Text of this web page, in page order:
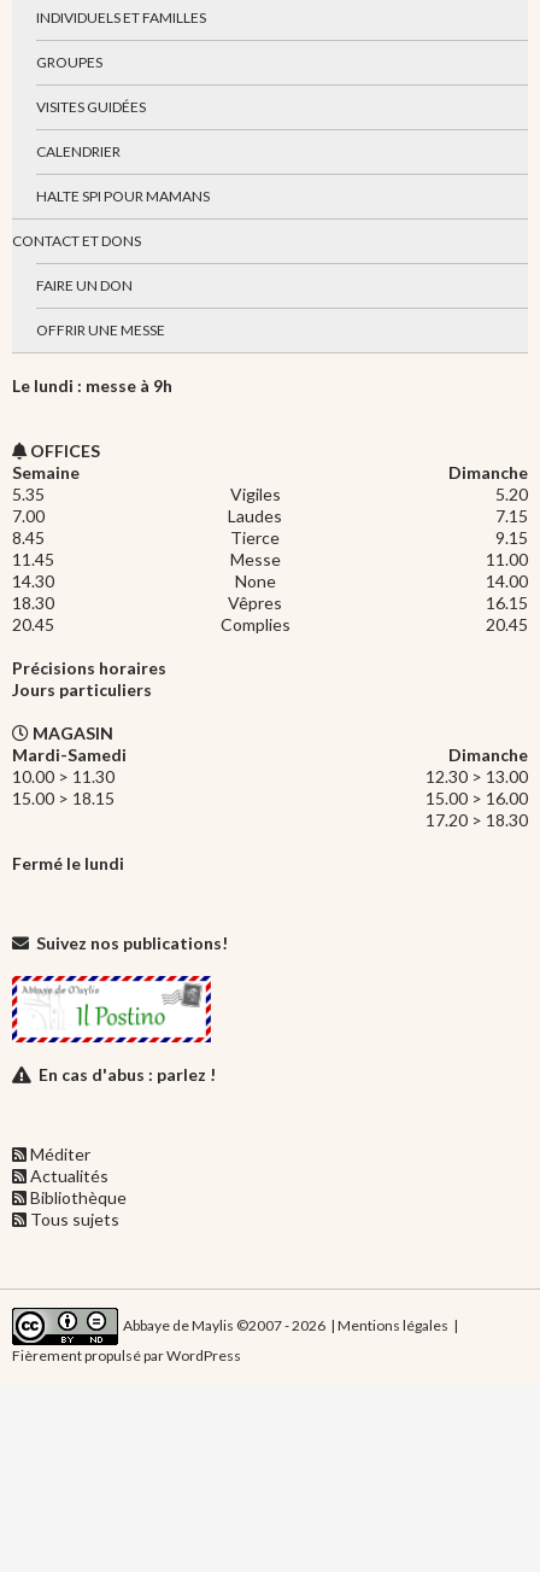
INDIVIDUELS ET FAMILLES
GROUPES
VISITES GUIDÉES
CALENDRIER
HALTE SPI POUR MAMANS
CONTACT ET DONS
FAIRE UN DON
OFFRIR UNE MESSE
Le lundi : messe à 9h
OFFICES
Semaine
Dimanche
5.35
Vigiles
5.20
7.00
Laudes
7.15
8.45
Tierce
9.15
11.45
Messe
11.00
14.30
None
14.00
18.30
Vêpres
16.15
20.45
Complies 20.45
Précisions horaires
Jours particuliers
MAGASIN
Mardi-Samedi
Dimanche
10.00 > 11.30
12.30 > 13.00
15.00 > 18.15
15.00 > 16.00
17.20 > 18.30
Fermé le lundi
Suivez nos publications!
En cas d'abus : parlez !
Méditer
Actualités
Bibliothèque
Tous sujets
Abbaye de Maylis ©2007 - 2026 | Mentions légales |
Fièrement propulsé par WordPress